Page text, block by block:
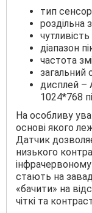
тип
роздільна
діапазон
частота
загальний
дисплей –
1024*768
На особливу
основі якого
Датчик
низького
стають на
«бачити» на
чіткі та